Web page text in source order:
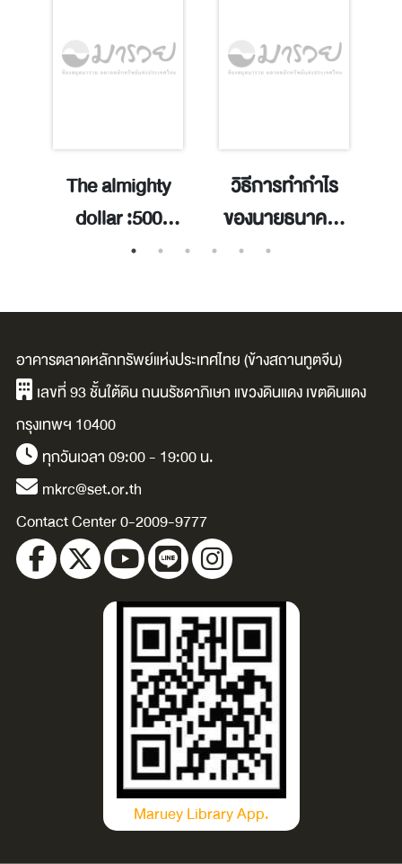
The almighty
dollar :500
years of the
powerful money
/Brendan
Greeley.
วิธีการทำกำไร
ของนายธนาคาร
ในสงคราม =
architecture i
bankers &
world war / ทวี
อาคารตลาดหลักทรัพย์แห่งประเทศไทย (ข้างสถานทูตจีน)
เลขที่ 93 ชั้นใต้ดิน ถนนรัชดาภิเษก แขวงดินแดง เขตดินแดง
กรุงเทพฯ 10400
ทุกวันเวลา 09:00 - 19:00 น.
mkrc@set.or.th
Contact Center 0-2009-9777
Maruey Library App.